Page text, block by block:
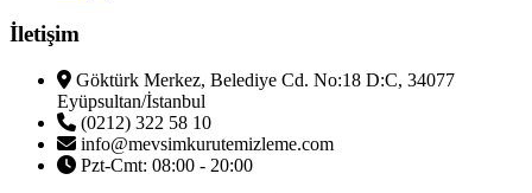
İletişim
Göktürk Merkez, Belediye Cd. No:18 D:C, 34077
Eyüpsultan/İstanbul
(0212) 322 58 10
info@mevsimkurutemizleme.com
Pzt-Cmt: 08:00 - 20:00